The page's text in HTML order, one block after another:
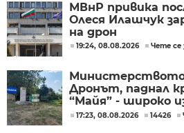
МВнР привика
Олеся Илашчук
на дрон
19:24, 08.08.2026 Чете се
Дронът, паднал
“Майя” - широко
украинската
17:23, 08.08.2026 14426